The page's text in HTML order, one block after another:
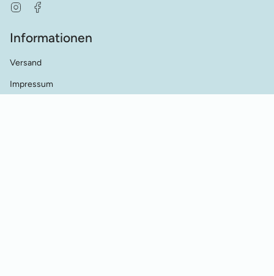
Instagram
Informationen
Versand
Impressum